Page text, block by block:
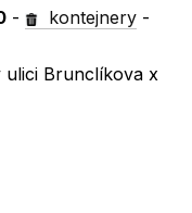
- kontejnery -
ulici Brunclíkova x